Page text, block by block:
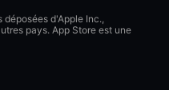
d'Apple Inc.,
pays. App Store est une